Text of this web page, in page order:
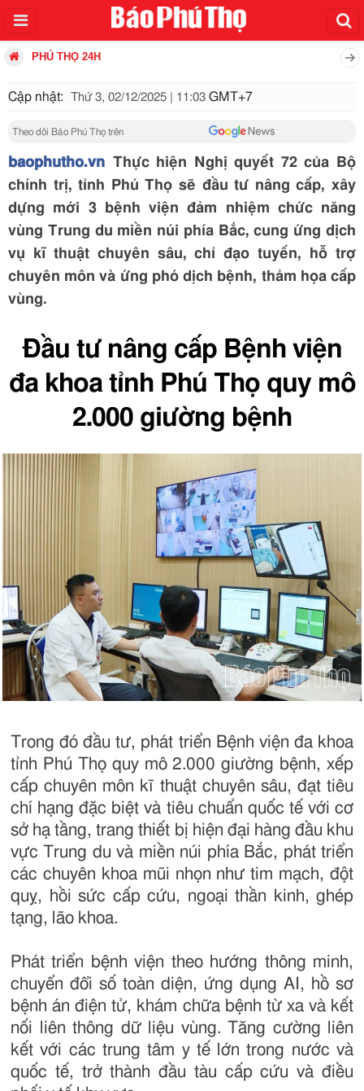
PHÚ THỌ 24H
Cập nhật: Thứ 3, 02/12/2025 | 11:03 GMT+7
Theo dõi Báo Phú Thọ trên
baophutho.vn Thực hiện Nghị quyết 72 của Bộ
chính trị, tỉnh Phú Thọ sẽ đầu tư nâng cấp, xây
dựng mới 3 bệnh viện đảm nhiệm chức năng
vùng Trung du miền núi phía Bắc, cung ứng dịch
vụ kĩ thuật chuyên sâu, chỉ đạo tuyến, hỗ trợ
chuyên môn và ứng phó dịch bệnh, thảm họa cấp
vùng.
Đầu tư nâng cấp Bệnh viện
đa khoa tỉnh Phú Thọ quy mô
2.000 giường bệnh
Trong đó đầu tư, phát triển Bệnh viện đa khoa
tỉnh Phú Thọ quy mô 2.000 giường bệnh, xếp
cấp chuyên môn kĩ thuật chuyên sâu, đạt tiêu
chí hạng đặc biệt và tiêu chuẩn quốc tế với cơ
sở hạ tầng, trang thiết bị hiện đại hàng đầu khu
vực Trung du và miền núi phía Bắc, phát triển
các chuyên khoa mũi nhọn như tim mạch, đột
quỵ, hồi sức cấp cứu, ngoại thần kinh, ghép
tạng, lão khoa.
Phát triển bệnh viện theo hướng thông minh,
chuyển đổi số toàn diện, ứng dụng AI, hồ sơ
bệnh án điện tử, khám chữa bệnh từ xa và kết
nối liên thông dữ liệu vùng. Tăng cường liên
kết với các trung tâm y tế lớn trong nước và
quốc tế, trở thành đầu tàu cấp cứu và điều